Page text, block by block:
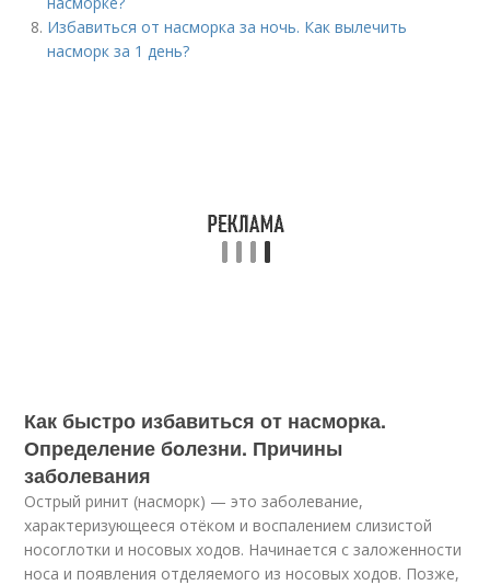
Избавиться от насморка за ночь. Как вылечить
насморк за 1 день?
Как быстро избавиться от насморка.
Определение болезни. Причины
заболевания
Острый ринит (насморк) — это заболевание,
характеризующееся отёком и воспалением слизистой
носоглотки и носовых ходов. Начинается с заложенности
носа и появления отделяемого из носовых ходов. Позже,